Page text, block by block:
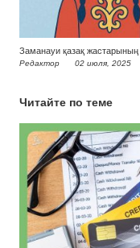
Заманауи қазақ жастарының
Редактор 02 июля, 2025
Читайте по теме